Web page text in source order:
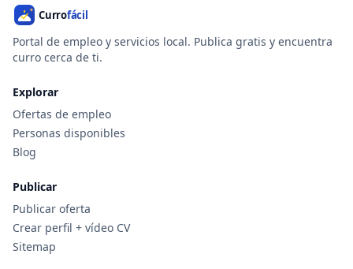
Portal de empleo y servicios local. Publica gratis y encuentra
curro cerca de ti.
Explorar
Ofertas de empleo
Personas disponibles
Blog
Publicar
Publicar oferta
Crear perfil + vídeo CV
Sitemap